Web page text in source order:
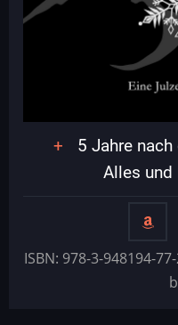
5 Jahre
Alles und
ISBN: 978-3-948194-